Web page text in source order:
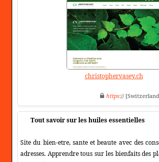
christophervasey.ch
https://
Tout savoir sur les huiles essentielles
Site du bien-etre, sante et beaute avec des
adresses. Apprendre tous sur les bienfaits des